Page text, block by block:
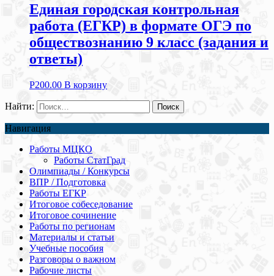
Единая городская контрольная
работа (ЕГКР) в формате ОГЭ по
обществознанию 9 класс (задания и
ответы)
Р200.00 В корзину
Найти:
Навигация
Работы МЦКО
Работы СтатГрад
Олимпиады / Конкурсы
ВПР / Подготовка
Работы ЕГКР
Итоговое собеседование
Итоговое сочинение
Работы по регионам
Материалы и статьи
Учебные пособия
Разговоры о важном
Рабочие листы